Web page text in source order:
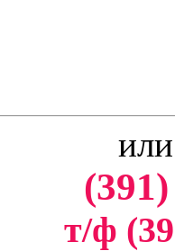
т/ф